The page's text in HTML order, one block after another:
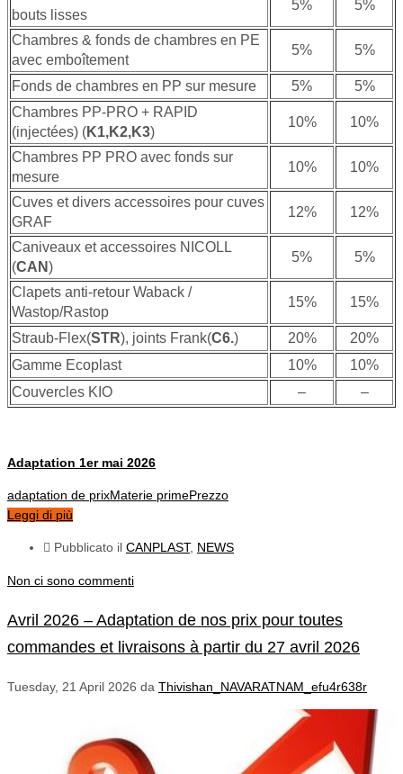
bouts lisses
5% 5%
Chambres & fonds de chambres en PE
avec emboîtement
5% 5%
Fonds de chambres en PP sur mesure 5%
5%
Chambres PP-PRO + RAPID
(injectées) (K1,K2,K3)
10% 10%
Chambres PP PRO avec fonds sur
mesure
10% 10%
Cuves et divers accessoires pour cuves
GRAF
12% 12%
Caniveaux et accessoires NICOLL
(CAN)
5% 5%
Clapets anti-retour Waback /
Wastop/Rastop
15% 15%
Straub-Flex(STR), joints Frank(C6.) 20%
20%
Gamme Ecoplast
10%
10%
Couvercles KIO
– –
Adaptation 1er mai 2026
adaptation de prixMaterie primePrezzo
Leggi di più
Pubblicato il CANPLAST, NEWS
Non ci sono commenti
Avril 2026 – Adaptation de nos prix pour toutes
commandes et livraisons à partir du 27 avril 2026
Tuesday, 21 April 2026 da Thivishan_NAVARATNAM_efu4r638r